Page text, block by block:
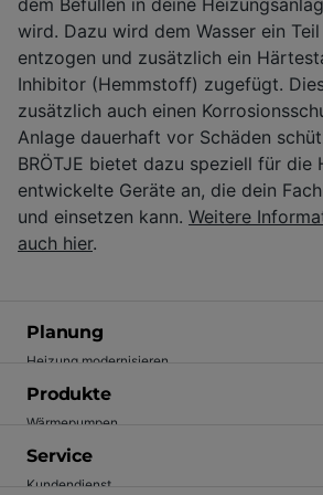
dem Befüllen in deine
wird. Dazu wird dem Wasser ein
entzogen und zusätzlich ein
Inhibitor (Hemmstoff) zugefügt.
zusätzlich auch einen
Anlage dauerhaft vor Schäden
BRÖTJE bietet dazu speziell für die
entwickelte Geräte an, die dein
und einsetzen kann. Weitere
auch hier.
Planung
Heizung modernisieren
Förderung
Energie einsparen
Inspiration
Produkte
Wärmepumpen
Gasheizungen
Heizkörper
Service
Kundendienst